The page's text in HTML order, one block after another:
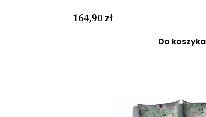
164,90 zł
Do koszyka